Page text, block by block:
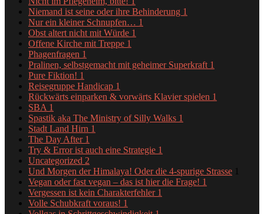
Niemand ist seine oder ihre Behinderung 1
Nur ein kleiner Schnupfen… 1
Obst altert nicht mit Würde 1
Offene Kirche mit Treppe 1
Phagenfragen 1
Pralinen, selbstgemacht mit geheimer Superkraft 1
Pure Fiktion! 1
Reisegruppe Handicap 1
Rückwärts einparken & vorwärts Klavier spielen 1
SBA 1
Spastik aka The Ministry of Silly Walks 1
Stadt Land Hirn 1
The Day After 1
Try & Error ist auch eine Strategie 1
Uncategorized 2
Und Morgen der Himalaya! Oder die 4-spurige Strasse 1
Vegan oder fast vegan – das ist hier die Frage! 1
Vergessen ist kein Charakterfehler 1
Volle Schubkraft voraus! 1